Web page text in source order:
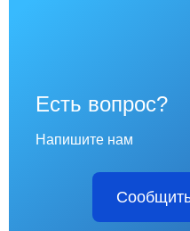
Есть вопрос?
Напишите нам